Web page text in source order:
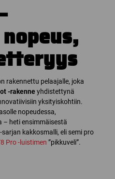
rakennettu pelaajalle, joka
-rakenneyhdistettynä
yksityiskohtiin.
nopeudessa,
– heti ensimmäisestä
kakkosmalli, eli semi pro
Pro -luistimen ”pikkuveli”.